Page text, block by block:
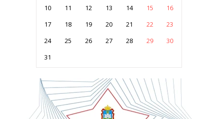
10
11 12 13 14 15
16
17
18 19 20 21 22
23
24
25 26 27 28 29
30
31